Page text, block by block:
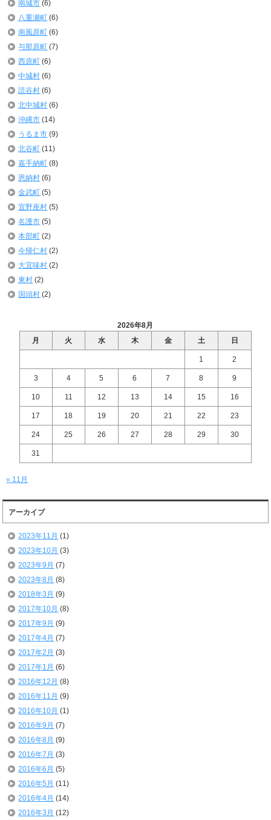
南城市 (6)
八重瀬町 (6)
南風原町 (6)
与那原町 (7)
西原町 (6)
中城村 (6)
読谷村 (6)
北中城村 (6)
沖縄市 (14)
うるま市 (9)
北谷町 (11)
嘉手納町 (8)
恩納村 (6)
金武町 (5)
宜野座村 (5)
名護市 (5)
本部町 (2)
今帰仁村 (2)
大宜味村 (2)
東村 (2)
国頭村 (2)
2026年8月
月
火 水 木 金 土 日
1 2
3 4 5 6 7 8 9
10 11 12 13 14 15 16
17 18 19 20 21 22 23
24 25 26 27 28 29 30
31
« 11月
アーカイブ
2023年11月 (1)
2023年10月 (3)
2023年9月 (7)
2023年8月 (8)
2018年3月 (9)
2017年10月 (8)
2017年9月 (9)
2017年4月 (7)
2017年2月 (3)
2017年1月 (6)
2016年12月 (8)
2016年11月 (9)
2016年10月 (1)
2016年9月 (7)
2016年8月 (9)
2016年7月 (3)
2016年6月 (5)
2016年5月 (11)
2016年4月 (14)
2016年3月 (12)